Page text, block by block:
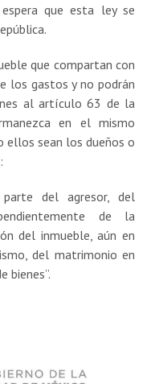
que esta ley se
que compartan con
los gastos y no podrán
al artículo 63 de la
en el mismo
ellos sean los dueños o
parte del agresor, del
de la
del inmueble, aún en
del matrimonio en
bienes”.